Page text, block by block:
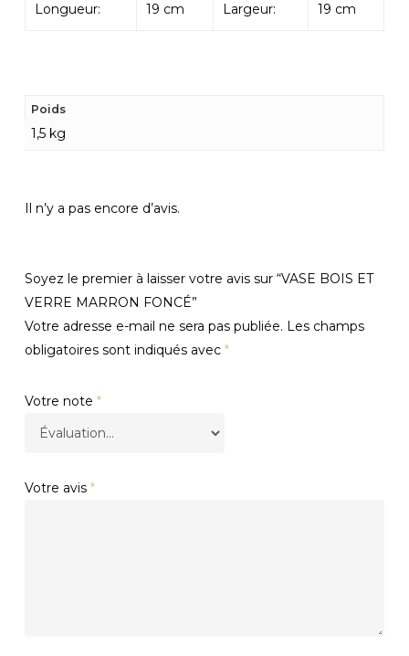
Longueur: 19 cm Largeur: 19 cm
Poids
1,5 kg
Il n’y a pas encore d’avis.
Soyez le premier à laisser votre avis sur “VASE BOIS ET
VERRE MARRON FONCÉ”
Votre adresse e-mail ne sera pas publiée. Les champs
obligatoires sont indiqués avec *
Votre note *
Votre avis *